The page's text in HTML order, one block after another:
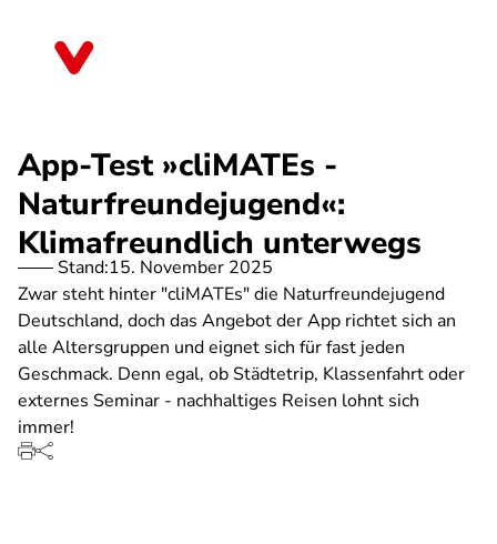
App-Test »cliMATEs -
Naturfreundejugend«:
Klimafreundlich unterwegs
Stand:15. November 2025
Zwar steht hinter "cliMATEs" die Naturfreundejugend
Deutschland, doch das Angebot der App richtet sich an
alle Altersgruppen und eignet sich für fast jeden
Geschmack. Denn egal, ob Städtetrip, Klassenfahrt oder
externes Seminar - nachhaltiges Reisen lohnt sich
immer!